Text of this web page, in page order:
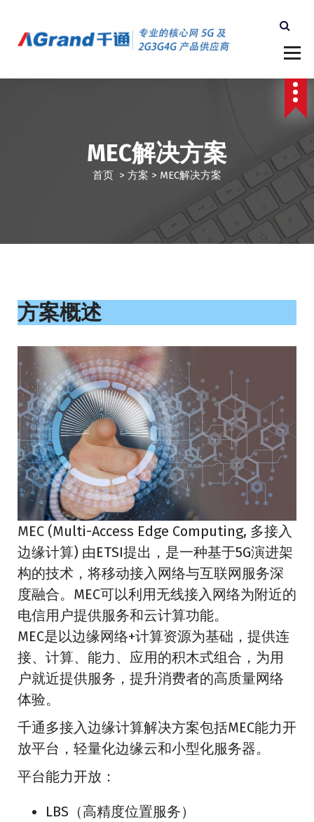
MEC解决方案
首页 > 方案 > MEC解决方案
方案概述
MEC (Multi-Access Edge Computing, 多接入
边缘计算) 由ETSI提出，是一种基于5G演进架
构的技术，将移动接入网络与互联网服务深
度融合。MEC可以利用无线接入网络为附近的
电信用户提供服务和云计算功能。
MEC是以边缘网络+计算资源为基础，提供连
接、计算、能力、应用的积木式组合，为用
户就近提供服务，提升消费者的高质量网络
体验。
千通多接入边缘计算解决方案包括MEC能力开
放平台，轻量化边缘云和小型化服务器。
平台能力开放：
LBS（高精度位置服务）